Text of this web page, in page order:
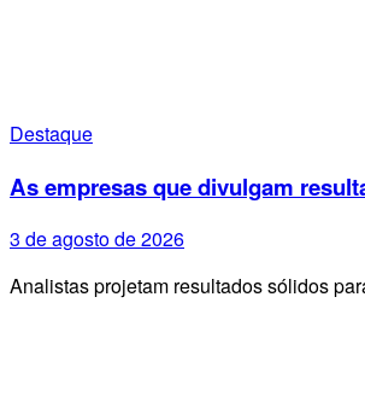
Destaque
As empresas que divulgam
3 de agosto de 2026
Analistas projetam resultados sólidos